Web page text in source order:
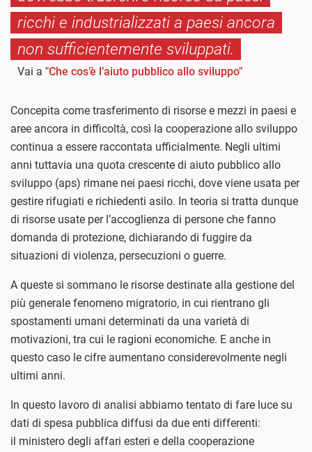
ricchi e industrializzati a paesi ancora
non sufficientemente sviluppati.
Vai a "Che cos’è l’aiuto pubblico allo sviluppo"
Concepita come trasferimento di risorse e mezzi in paesi e
aree ancora in difficoltà, così la cooperazione allo sviluppo
continua a essere raccontata ufficialmente. Negli ultimi
anni tuttavia una quota crescente di aiuto pubblico allo
sviluppo (aps) rimane nei paesi ricchi, dove viene usata per
gestire rifugiati e richiedenti asilo. In teoria si tratta dunque
di risorse usate per l’accoglienza di persone che fanno
domanda di protezione, dichiarando di fuggire da
situazioni di violenza, persecuzioni o guerre.
A queste si sommano le risorse destinate alla gestione del
più generale fenomeno migratorio, in cui rientrano gli
spostamenti umani determinati da una varietà di
motivazioni, tra cui le ragioni economiche. E anche in
questo caso le cifre aumentano considerevolmente negli
ultimi anni.
In questo lavoro di analisi abbiamo tentato di fare luce su
dati di spesa pubblica diffusi da due enti differenti:
il ministero degli affari esteri e della cooperazione